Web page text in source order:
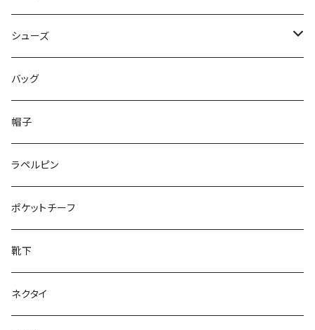
50/XL～
48/L
50/XL～
46/M
48/L
50/XL～
～44/S
46/M
48/L
50/XL～
シューズ
～25.5cm
26cm～
27cm～
28cm～
バッグ
帽子
ラペルピン
ポケットチーフ
靴下
ネクタイ